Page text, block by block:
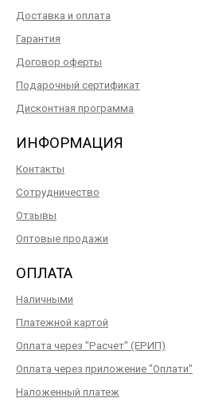
Доставка и оплата
Гарантия
Договор оферты
Подарочный сертификат
Дисконтная программа
ИНФОРМАЦИЯ
Контакты
Сотрудничество
Отзывы
Оптовые продажи
ОПЛАТА
Наличными
Платежной картой
Оплата через "Расчет" (ЕРИП)
Оплата через приложение "Оплати"
Наложенный платеж